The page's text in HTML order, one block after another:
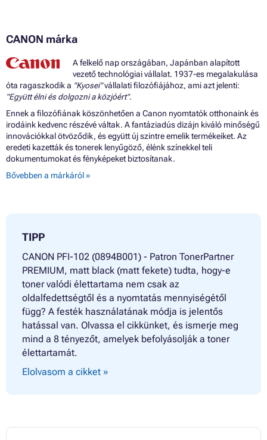
CANON márka
A felkelő nap országában, Japánban alapított
vezető technológiai vállalat. 1937-es megalakulása
óta ragaszkodik a "Kyosei"vállalati filozófiájához, ami azt jelenti:
"Együtt élni és dolgozni a közjóért".
Ennek a filozófiának köszönhetően a Canon nyomtatók otthonaink és
irodáink kedvenc részévé váltak. A fantáziadús dizájn kiváló minőségű
innovációkkal ötvöződik, és együtt új szintre emelik termékeiket. Az
eredeti kazetták és tonerek lenyűgöző, élénk színekkel teli
dokumentumokat és fényképeket biztosítanak.
Bővebben a márkáról »
TIPP
CANON PFI-102 (0894B001) - Patron TonerPartner
PREMIUM, matt black (matt fekete) tudta, hogy-e
toner valódi élettartama nem csak az
oldalfedettségtől és a nyomtatás mennyiségétől
függ? A festék használatának módja is jelentős
hatással van. Olvassa el cikkünket, és ismerje meg
mind a 8 tényezőt, amelyek befolyásolják a toner
élettartamát.
Elolvasom a cikket »